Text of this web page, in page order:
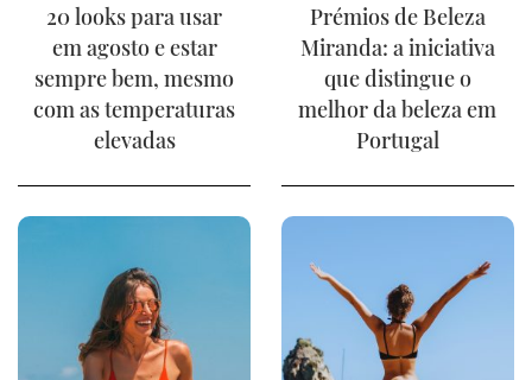
20 looks para usar
em agosto e estar
sempre bem, mesmo
com as temperaturas
elevadas
Prémios de Beleza
Miranda: a iniciativa
que distingue o
melhor da beleza em
Portugal